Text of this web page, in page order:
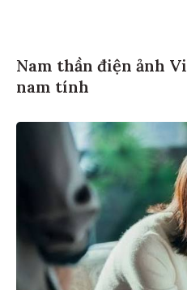
Nam thần điện ảnh
nam tính